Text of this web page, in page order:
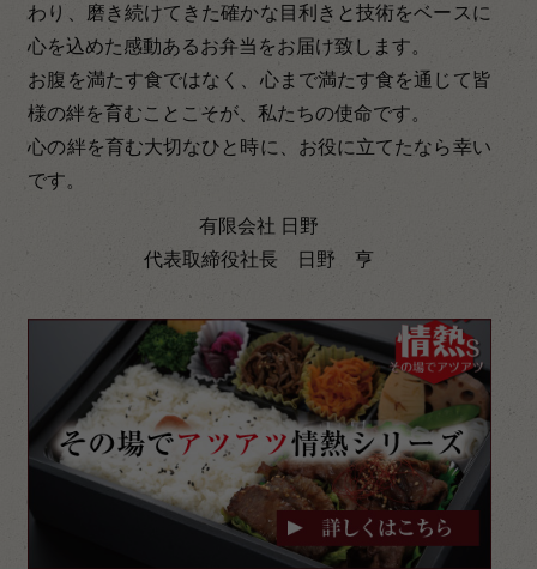
わり、磨き続けてきた確かな目利きと技術をベースに
心を込めた感動あるお弁当をお届け致します。
お腹を満たす食ではなく、心まで満たす食を通じて皆
様の絆を育むことこそが、私たちの使命です。
心の絆を育む大切なひと時に、お役に立てたなら幸い
です。
有限会社 日野
代表取締役社長 日野 亨